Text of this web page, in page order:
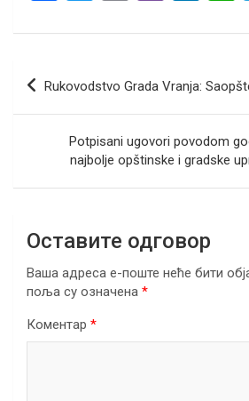
ce
b
o
o
k
tt ail er ke
dI
n
s
Кретање
Rukovodstvo Grada Vranja:
Potpisani ugovori povodom
najbolje opštinske i gradske
Оставите одговор
Ваша адреса е-поште неће бити
поља су означена *
Коментар *